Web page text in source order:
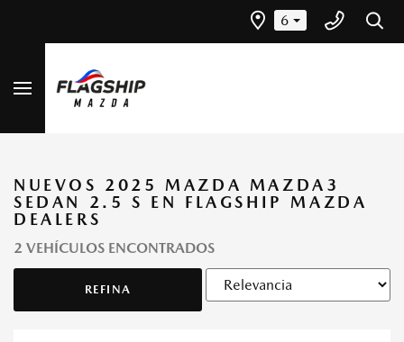
6
NUEVOS 2025 MAZDA MAZDA3
SEDAN 2.5 S EN FLAGSHIP MAZDA
DEALERS
2 VEHÍCULOS ENCONTRADOS
REFINA